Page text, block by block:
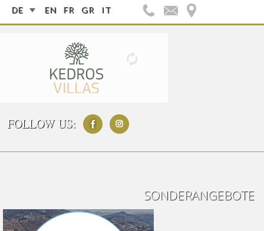
DE EN FR GR IT
FOLLOW US:
SONDERANGEBOTE